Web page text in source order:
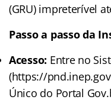
(GRU) impreterível
Passo a passo da
Acesso: Entre no
(https://
Único do Portal